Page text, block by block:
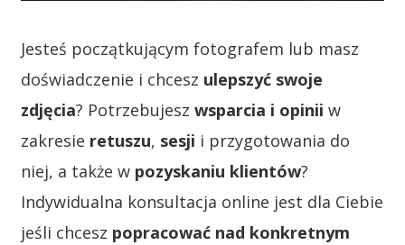
Jesteś początkującym fotografem lub masz
doświadczenie i chcesz ulepszyć swoje
zdjęcia? Potrzebujesz wsparcia i opinii w
zakresie retuszu, sesji i przygotowania do
niej, a także w pozyskaniu klientów?
Indywidualna konsultacja online jest dla Ciebie
jeśli chcesz popracować nad konkretnym